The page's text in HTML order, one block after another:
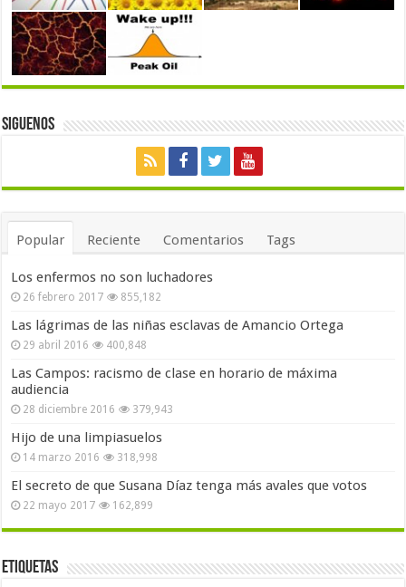
Siguenos
Popular Reciente Comentarios Tags
Los enfermos no son luchadores
26 febrero 2017 855,182
Las lágrimas de las niñas esclavas de Amancio Ortega
29 abril 2016 400,848
Las Campos: racismo de clase en horario de máxima
audiencia
28 diciembre 2016 379,943
Hijo de una limpiasuelos
14 marzo 2016 318,998
El secreto de que Susana Díaz tenga más avales que votos
22 mayo 2017 162,899
Etiquetas